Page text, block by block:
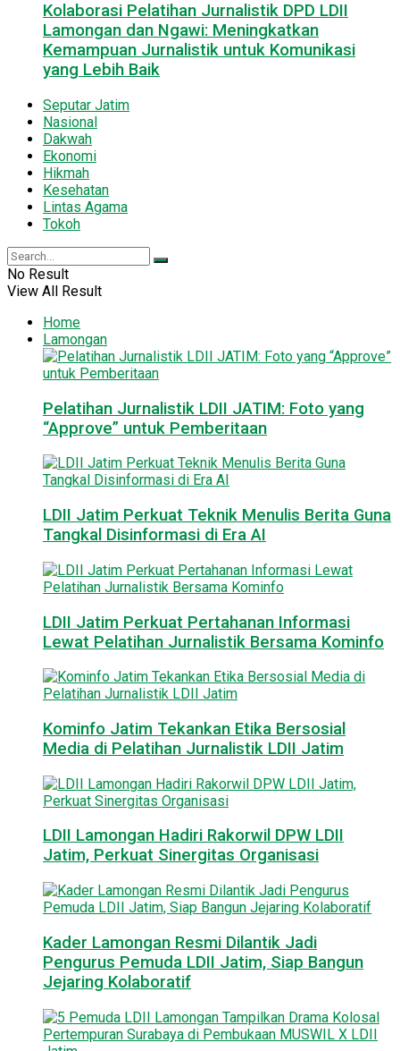
Kolaborasi Pelatihan Jurnalistik DPD LDII
Lamongan dan Ngawi: Meningkatkan
Kemampuan Jurnalistik untuk Komunikasi
yang Lebih Baik
Seputar Jatim
Nasional
Dakwah
Ekonomi
Hikmah
Kesehatan
Lintas Agama
Tokoh
No Result
View All Result
Home
Lamongan
Pelatihan Jurnalistik LDII JATIM: Foto yang
“Approve” untuk Pemberitaan
LDII Jatim Perkuat Teknik Menulis Berita Guna
Tangkal Disinformasi di Era AI
LDII Jatim Perkuat Pertahanan Informasi
Lewat Pelatihan Jurnalistik Bersama Kominfo
Kominfo Jatim Tekankan Etika Bersosial
Media di Pelatihan Jurnalistik LDII Jatim
LDII Lamongan Hadiri Rakorwil DPW LDII
Jatim, Perkuat Sinergitas Organisasi
Kader Lamongan Resmi Dilantik Jadi
Pengurus Pemuda LDII Jatim, Siap Bangun
Jejaring Kolaboratif